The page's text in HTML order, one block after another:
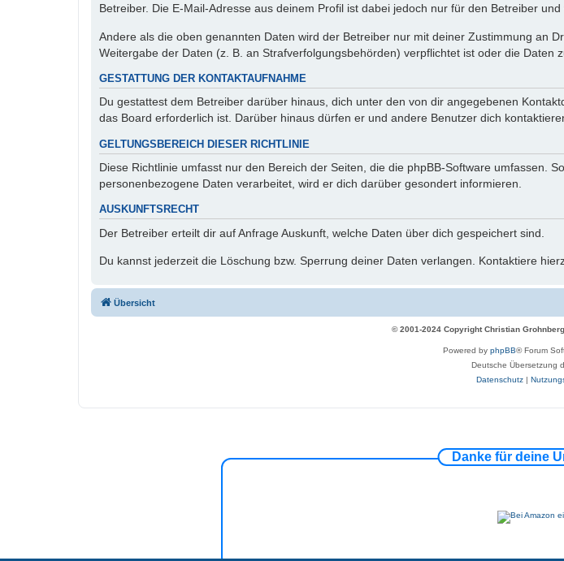
Betreiber. Die E-Mail-Adresse aus deinem Profil ist dabei jedoch nur für den Betreiber
Andere als die oben genannten Daten wird der Betreiber nur mit deiner Zustimmung an
Weitergabe der Daten (z. B. an Strafverfolgungsbehörden) verpflichtet ist oder die Daten
GESTATTUNG DER KONTAKTAUFNAHME
Du gestattest dem Betreiber darüber hinaus, dich unter den von dir angegebenen
das Board erforderlich ist. Darüber hinaus dürfen er und andere Benutzer dich
GELTUNGSBEREICH DIESER RICHTLINIE
Diese Richtlinie umfasst nur den Bereich der Seiten, die die phpBB-Software umfassen.
personenbezogene Daten verarbeitet, wird er dich darüber gesondert informieren.
AUSKUNFTSRECHT
Der Betreiber erteilt dir auf Anfrage Auskunft, welche Daten über dich gespeichert sind.
Du kannst jederzeit die Löschung bzw. Sperrung deiner Daten verlangen. Kontaktiere
Übersicht
© 2001-2024 Copyright Christian Grohnberg
Powered by phpBB® Forum
Deutsche Übersetzung
Datenschutz|
Danke für deine